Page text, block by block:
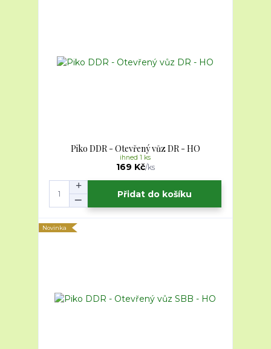
Piko DDR - Otevřený vůz DR - HO
169 Kč/ks
ihned 1 ks
Přidat do košíku
Novinka